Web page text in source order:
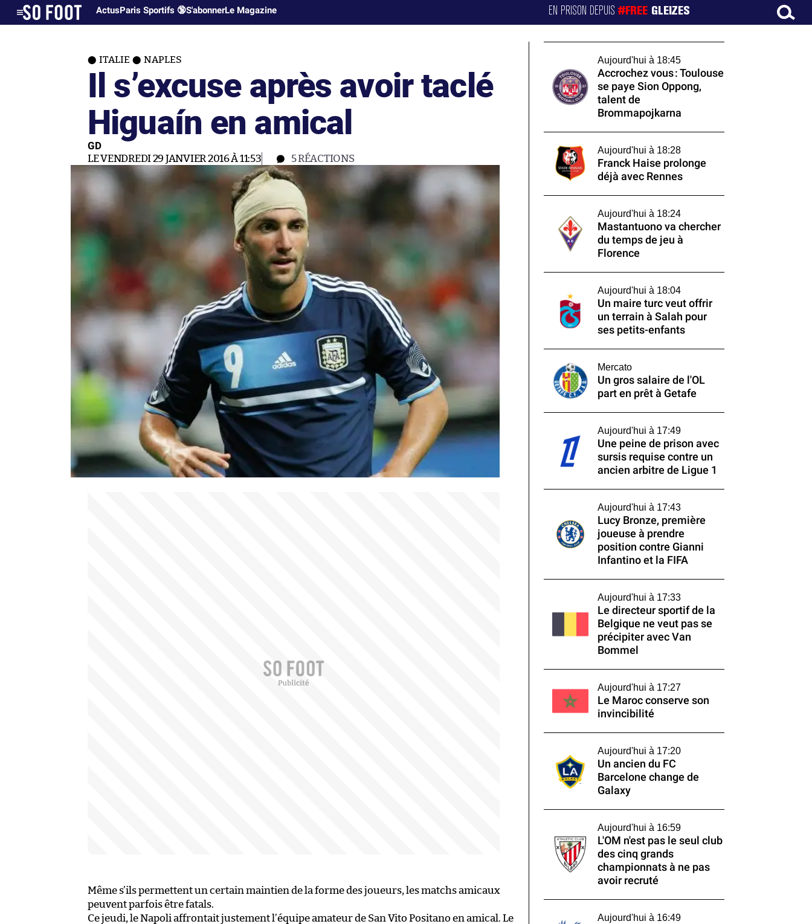
ActusParis Sportifs 🔞S'abonnerLe Magazine EN PRISON DEPUIS#FREE GLEIZES
ITALIE NAPLES
Il s’excuse après avoir taclé
Higuaín en amical
GD
LE VENDREDI 29 JANVIER 2016 À 11:53 5RÉACTIONS
Même s’ils permettent un certain maintien de la forme des joueurs, les matchs amicaux
peuvent parfois être fatals.
Ce jeudi, le Napoli affrontait justement l’équipe amateur de San Vito Positano en amical. Le
Aujourd'hui à 18:45
Accrochez vous : Toulouse
se paye Sion Oppong,
talent de
Brommapojkarna
Aujourd'hui à 18:28
Franck Haise prolonge
déjà avec Rennes
Aujourd'hui à 18:24
Mastantuono va chercher
du temps de jeu à
Florence
Aujourd'hui à 18:04
Un maire turc veut offrir
un terrain à Salah pour
ses petits-enfants
Mercato
Un gros salaire de l'OL
part en prêt à Getafe
Aujourd'hui à 17:49
Une peine de prison avec
sursis requise contre un
ancien arbitre de Ligue 1
Aujourd'hui à 17:43
Lucy Bronze, première
joueuse à prendre
position contre Gianni
Infantino et la FIFA
Aujourd'hui à 17:33
Le directeur sportif de la
Belgique ne veut pas se
précipiter avec Van
Bommel
Aujourd'hui à 17:27
Le Maroc conserve son
invincibilité
Aujourd'hui à 17:20
Un ancien du FC
Barcelone change de
Galaxy
Aujourd'hui à 16:59
L'OM n'est pas le seul club
des cinq grands
championnats à ne pas
avoir recruté
Aujourd'hui à 16:49